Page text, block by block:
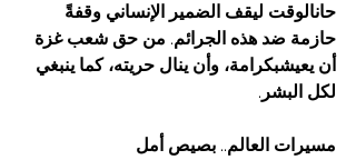
حانالوقت ليقف الضمير الإنساني وقفةً
حازمة ضد هذه الجرائم. من حق شعب غزة
أن يعيشبكرامة، وأن ينال حريته، كما ينبغي
لكل البشر .
مسيرات العالم.. بصيص أمل